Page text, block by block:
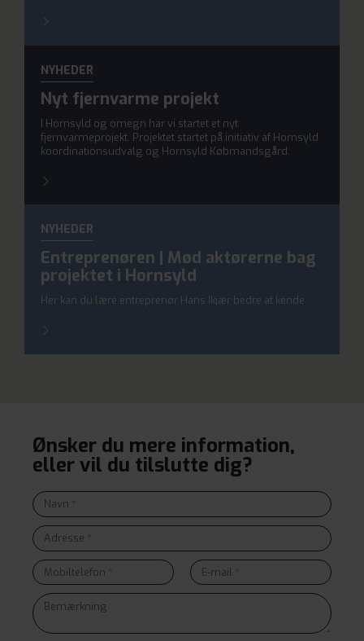
NYHEDER
Nyt fjernvarme projekt
I Hornsyld og omegn har vi startet et nyt
fjernvarmeprojekt. Projektet startet på initiativ af Hornsyld
koordinationsudvalg og Hornsyld Købmandsgård.
NYHEDER
Entreprenøren | Mød aktørerne bag
projektet i Hornsyld
Her kan du lære entreprenør Hans Ikjær bedre at kende.
Ønsker du mere information,
eller vil du tilslutte dig?